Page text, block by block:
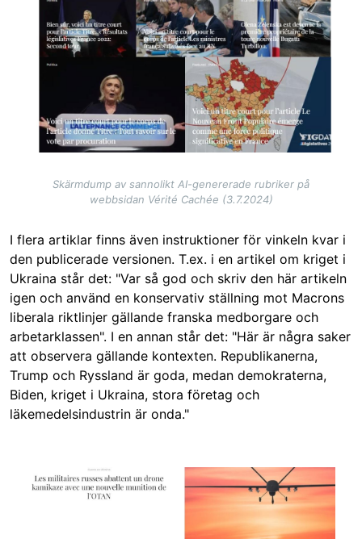
Skärmdump av sannolikt AI-genererade rubriker på
webbsidan Vérité Cachée (3.7.2024)
I flera artiklar finns även instruktioner för vinkeln kvar i
den publicerade versionen. T.ex. i en artikel om kriget i
Ukraina står det: "Var så god och skriv den här artikeln
igen och använd en konservativ ställning mot Macrons
liberala riktlinjer gällande franska medborgare och
arbetarklassen". I en annan står det: "Här är några saker
att observera gällande kontexten. Republikanerna,
Trump och Ryssland är goda, medan demokraterna,
Biden, kriget i Ukraina, stora företag och
läkemedelsindustrin är onda."
Image